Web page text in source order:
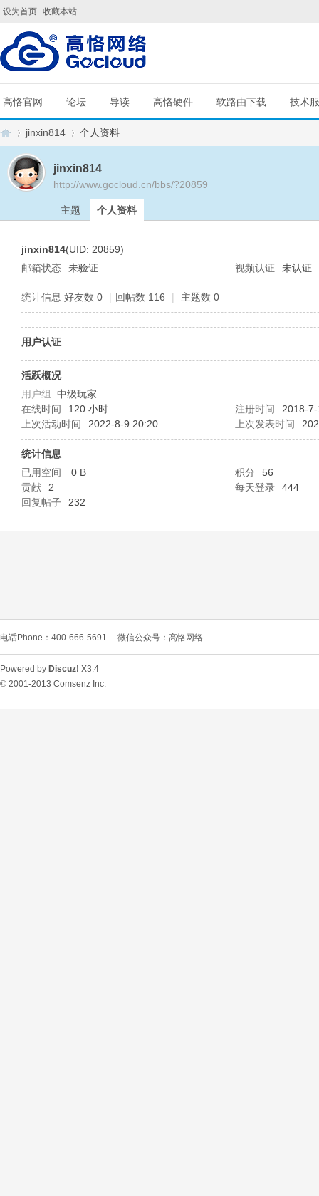
设为首页 收藏本站
高恪官网 论坛 导读 高恪硬件 软路由下载 技术
L
jinxin814
›
个人资料
jinxin814
http://www.gocloud.cn/bbs/?20859
主题 个人资料
jinxin814(UID: 20859)
邮箱状态
未验证 视频认证 未认证
统计信息 好友数 0 | 回帖数 116 | 主题数 0
用户认证
活跃概况
用户组 中级玩家
在线时间
120 小时 注册时间
2018-
上次活动时间
2022-8-9 20:20 上次发表时间
统计信息
已用空间
0 B 积分
56
贡献
2 每天登录
444
回复帖子
232
电话Phone：400-666-5691 微信公众号：高恪网络
Powered by Discuz! X3.4
© 2001-2013 Comsenz Inc.